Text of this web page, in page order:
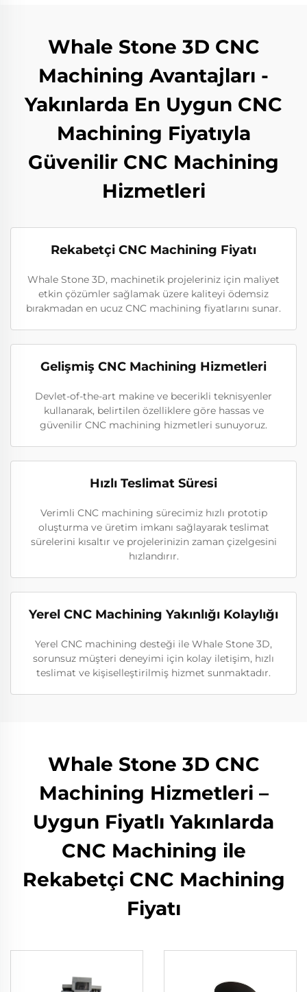
Whale Stone 3D CNC
Machining Avantajları -
Yakınlarda En Uygun CNC
Machining Fiyatıyla
Güvenilir CNC Machining
Hizmetleri
Rekabetçi CNC Machining Fiyatı
Whale Stone 3D, machinetik projeleriniz için maliyet
etkin çözümler sağlamak üzere kaliteyi ödemsiz
bırakmadan en ucuz CNC machining fiyatlarını sunar.
Gelişmiş CNC Machining Hizmetleri
Devlet-of-the-art makine ve becerikli teknisyenler
kullanarak, belirtilen özelliklere göre hassas ve
güvenilir CNC machining hizmetleri sunuyoruz.
Hızlı Teslimat Süresi
Verimli CNC machining sürecimiz hızlı prototip
oluşturma ve üretim imkanı sağlayarak teslimat
sürelerini kısaltır ve projelerinizin zaman çizelgesini
hızlandırır.
Yerel CNC Machining Yakınlığı Kolaylığı
Yerel CNC machining desteği ile Whale Stone 3D,
sorunsuz müşteri deneyimi için kolay iletişim, hızlı
teslimat ve kişiselleştirilmiş hizmet sunmaktadır.
Whale Stone 3D CNC
Machining Hizmetleri –
Uygun Fiyatlı Yakınlarda
CNC Machining ile
Rekabetçi CNC Machining
Fiyatı